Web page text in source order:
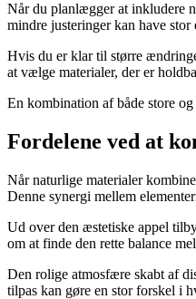
Når du planlægger at inkludere
mindre justeringer kan have
Hvis du er klar til større
at vælge materialer, der er
En kombination af både store
Fordelene ved at
Når naturlige materialer
Denne synergi mellem
Ud over den æstetiske appel
om at finde den rette balance
Den rolige atmosfære skabt af
tilpas kan gøre en stor forskel i